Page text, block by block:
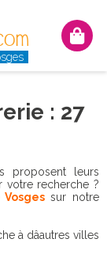
Mon
panier
: 27
proposent leurs
votre recherche ?
sur notre
à dâautres villes